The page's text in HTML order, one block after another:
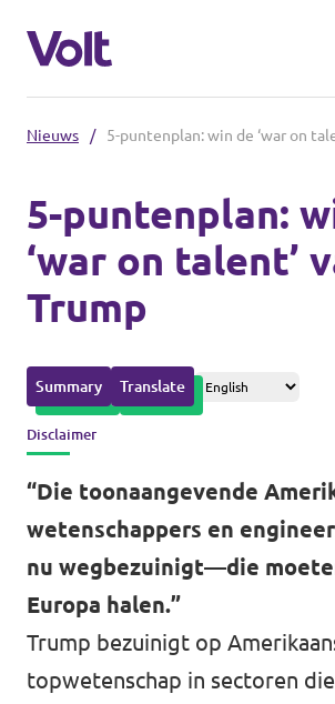
Volt Amsterdam
Volt Arnhem
Volt Delft
...alle Volt gemeenten
Afdelingen in de
Volt Drenthe
Volt Fryslân
Volt Provincie Utrecht
...alle Volt provincies
Standpunten
Over Volt
Mensen
Nieuws
Agenda
Doneer
Nieuws / 5-puntenplan: win de ‘war on
5-puntenplan:
‘war on talent’
Trump
Summary Translate
Disclaimer
“Die toonaangevende
wetenschappers en
nu wegbezuinigt—die
Europa halen.”
Trump bezuinigt op
topwetenschap in sectoren